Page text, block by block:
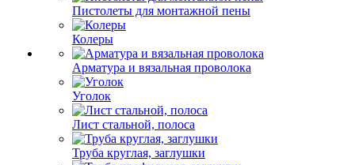
Пистолеты для монтажной пены
Колеры
Арматура и вязальная проволока
Уголок
Лист стальной, полоса
Труба круглая, заглушки